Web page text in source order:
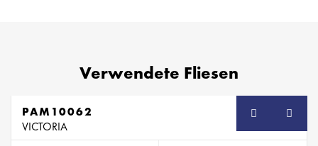
Verwendete Fliesen
PAM10062
VICTORIA